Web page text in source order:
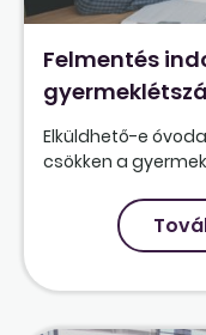
Felmentés
Elküldhető-e
csökken a